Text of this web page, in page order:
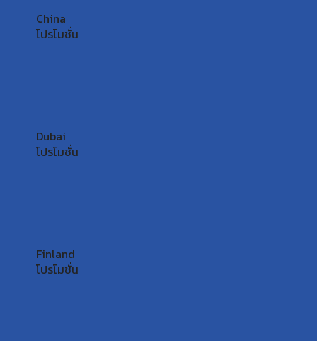
China
โปรโมชั่น
Dubai
โปรโมชั่น
Finland
โปรโมชั่น